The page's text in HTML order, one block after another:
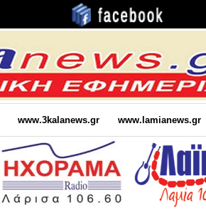
www.3kalanews.gr www.lamianews.gr